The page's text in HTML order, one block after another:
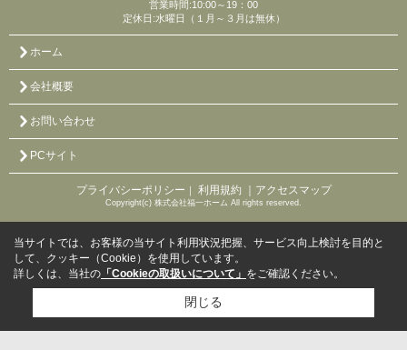
営業時間:10:00～19：00
定休日:水曜日（１月～３月は無休）
ホーム
会社概要
お問い合わせ
PCサイト
プライバシーポリシー ｜ 利用規約 ｜アクセスマップ
Copyright(c) 株式会社福一ホーム All rights reserved.
当サイトでは、お客様の当サイト利用状況把握、サービス向上検討を目的と
して、クッキー（Cookie）を使用しています。
詳しくは、当社の 「Cookieの取扱いについて」 をご確認ください。
閉じる